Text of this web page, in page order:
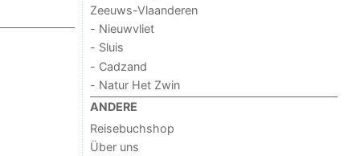
Zeeuws-Vlaanderen
- Nieuwvliet
- Sluis
- Cadzand
- Natur Het Zwin
ANDERE
Reisebuchshop
Über uns